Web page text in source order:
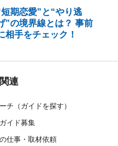
短期恋愛”と“やり逃
”の境界線とは？ 事前
相手をチェック！
連
チ（ガイドを探す）
イド募集
仕事・取材依頼